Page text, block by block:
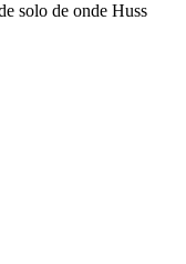
solo de onde Huss